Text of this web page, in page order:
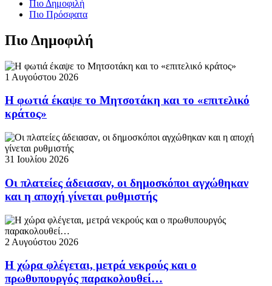
Πιο Δημοφιλή
Πιο Πρόσφατα
Πιο Δημοφιλή
1 Αυγούστου 2026
Η φωτιά έκαψε το Μητσοτάκη και το «επιτελικό
κράτος»
31 Ιουλίου 2026
Οι πλατείες άδειασαν, οι δημοσκόποι αγχώθηκαν
και η αποχή γίνεται ρυθμιστής
2 Αυγούστου 2026
Η χώρα φλέγεται, μετρά νεκρούς και ο
πρωθυπουργός παρακολουθεί…